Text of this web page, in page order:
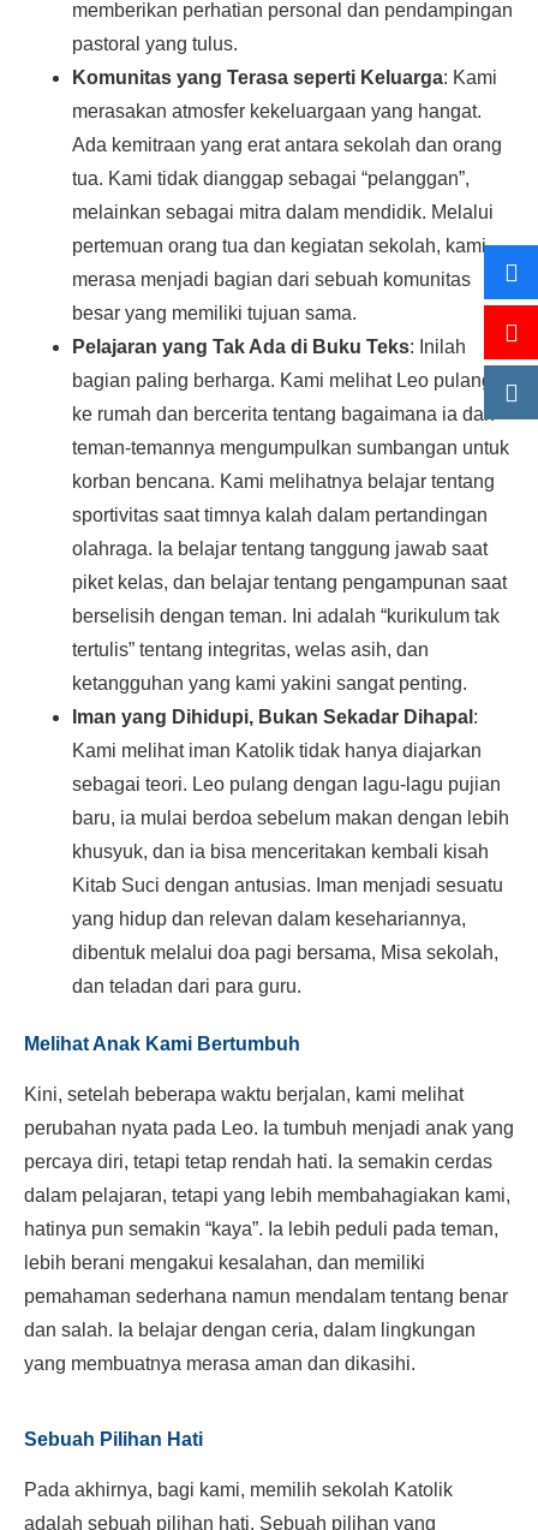
memberikan perhatian personal dan pendampingan
pastoral yang tulus.
Komunitas yang Terasa seperti Keluarga: Kami
merasakan atmosfer kekeluargaan yang hangat.
Ada kemitraan yang erat antara sekolah dan orang
tua. Kami tidak dianggap sebagai “pelanggan”,
melainkan sebagai mitra dalam mendidik. Melalui
pertemuan orang tua dan kegiatan sekolah, kami
merasa menjadi bagian dari sebuah komunitas
besar yang memiliki tujuan sama.
Pelajaran yang Tak Ada di Buku Teks: Inilah
bagian paling berharga. Kami melihat Leo pulang
ke rumah dan bercerita tentang bagaimana ia dan
teman-temannya mengumpulkan sumbangan untuk
korban bencana. Kami melihatnya belajar tentang
sportivitas saat timnya kalah dalam pertandingan
olahraga. Ia belajar tentang tanggung jawab saat
piket kelas, dan belajar tentang pengampunan saat
berselisih dengan teman. Ini adalah “kurikulum tak
tertulis” tentang integritas, welas asih, dan
ketangguhan yang kami yakini sangat penting.
Iman yang Dihidupi, Bukan Sekadar Dihapal :
Kami melihat iman Katolik tidak hanya diajarkan
sebagai teori. Leo pulang dengan lagu-lagu pujian
baru, ia mulai berdoa sebelum makan dengan lebih
khusyuk, dan ia bisa menceritakan kembali kisah
Kitab Suci dengan antusias. Iman menjadi sesuatu
yang hidup dan relevan dalam kesehariannya,
dibentuk melalui doa pagi bersama, Misa sekolah,
dan teladan dari para guru.
Melihat Anak Kami Bertumbuh
Kini, setelah beberapa waktu berjalan, kami melihat
perubahan nyata pada Leo. Ia tumbuh menjadi anak yang
percaya diri, tetapi tetap rendah hati. Ia semakin cerdas
dalam pelajaran, tetapi yang lebih membahagiakan kami,
hatinya pun semakin “kaya”. Ia lebih peduli pada teman,
lebih berani mengakui kesalahan, dan memiliki
pemahaman sederhana namun mendalam tentang benar
dan salah. Ia belajar dengan ceria, dalam lingkungan
yang membuatnya merasa aman dan dikasihi.
Sebuah Pilihan Hati
Pada akhirnya, bagi kami, memilih sekolah Katolik
adalah sebuah pilihan hati. Sebuah pilihan yang